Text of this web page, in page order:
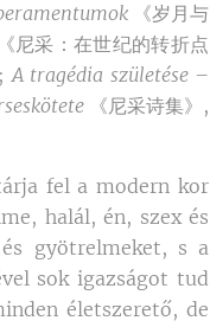
《岁月与
《尼采：在世纪的转折点
A tragédia születése –
《尼采诗集》,
fel a modern kor
halál, én, szex és
gyötrelmeket, s a
sok igazságot tud
életszerető, de